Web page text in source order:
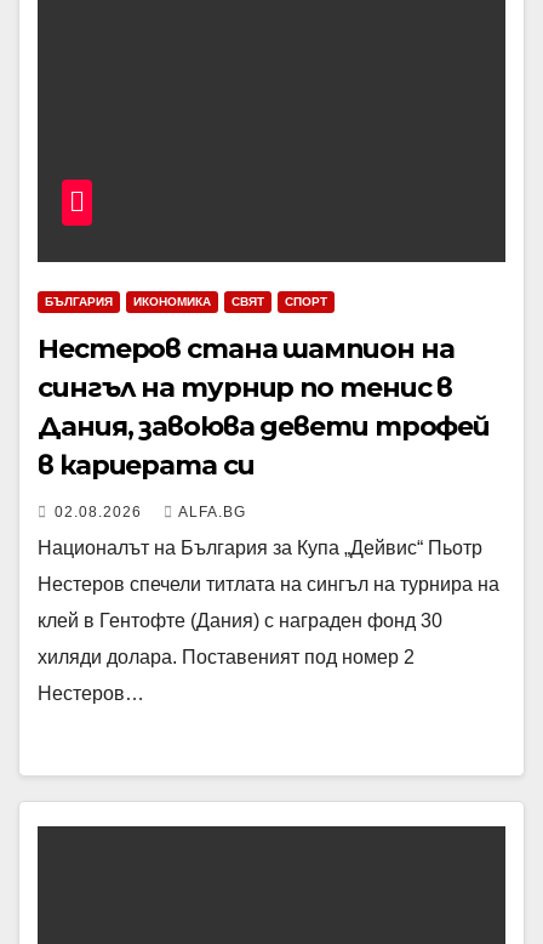
БЪЛГАРИЯ ИКОНОМИКА СВЯТ СПОРТ
Нестеров стана шампион на
сингъл на турнир по тенис в
Дания, завоюва девети трофей
в кариерата си
02.08.2026 ALFA.BG
Националът на България за Купа „Дейвис“ Пьотр
Нестеров спечели титлата на сингъл на турнира на
клей в Гентофте (Дания) с награден фонд 30
хиляди долара. Поставеният под номер 2
Нестеров…